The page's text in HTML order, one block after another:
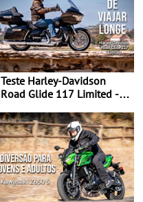
Teste Harley-Davidson
Road Glide 117 Limited - A